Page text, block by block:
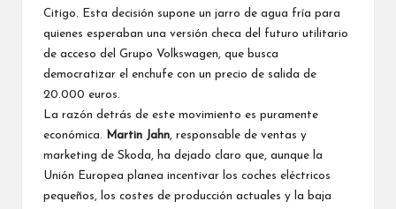
Citigo. Esta decisión supone un jarro de agua fría para
quienes esperaban una versión checa del futuro utilitario
de acceso del Grupo Volkswagen, que busca
democratizar el enchufe con un precio de salida de
20.000 euros.
La razón detrás de este movimiento es puramente
económica.
Martin Jahn , responsable de ventas y
marketing de Skoda, ha dejado claro que, aunque la
Unión Europea planea incentivar los coches eléctricos
pequeños, los costes de producción actuales y la baja